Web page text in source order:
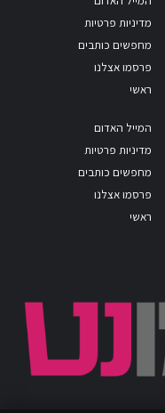
מדיניות פרטיות
מחפשים כותבים
פרסמו אצלנו
ראשי
המייל האדום
מדיניות פרטיות
מחפשים כותבים
פרסמו אצלנו
ראשי